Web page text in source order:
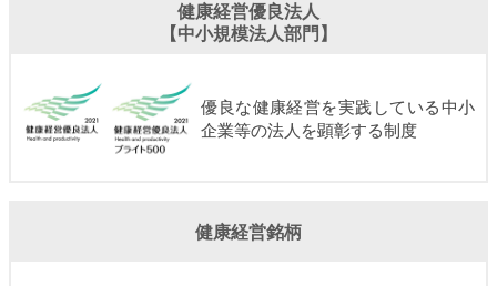
健康経営優良法人
【中小規模法人部門】
優良な健康経営を実践している中小
企業等の法人を顕彰する制度
健康経営銘柄